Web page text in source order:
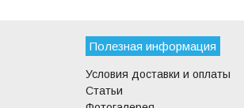
Полезная информация
Условия доставки и оплаты
Статьи